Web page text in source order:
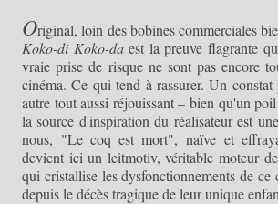
Original, loin des bobines commerciales
Koko-di Koko-daest la preuve flagrante
vraie prise de risque ne sont pas encore
cinéma. Ce qui tend à rassurer. Un
autre tout aussi réjouissant – bien qu'un
la source d'inspiration du réalisateur est
nous, "Le coq est mort", naïve et
devient ici un leitmotiv, véritable moteur
qui cristallise les dysfonctionnements de ce
depuis le décès tragique de leur unique